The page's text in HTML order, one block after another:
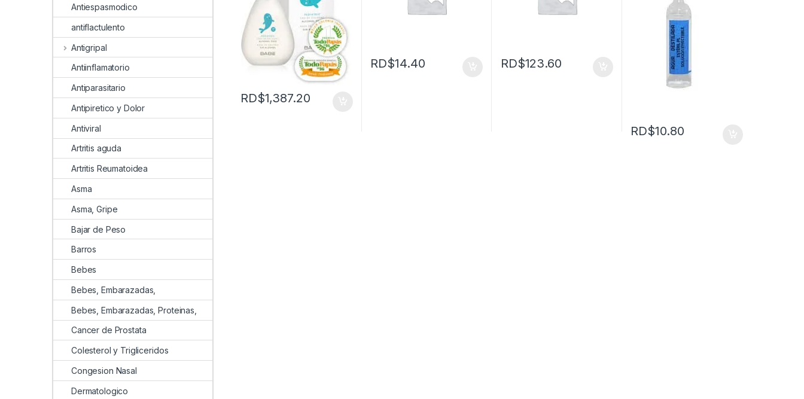
RD$1,387.20
RD$14.40 RD$123.60
RD$10.80
Antiespasmodico
antiflactulento
Antigripal
Antiinflamatorio
Antiparasitario
Antipiretico y Dolor
Antiviral
Artritis aguda
Artritis Reumatoidea
Asma
Asma, Gripe
Bajar de Peso
Barros
Bebes
Bebes, Embarazadas,
Bebes, Embarazadas, Proteinas,
Cancer de Prostata
Colesterol y Trigliceridos
Congesion Nasal
Dermatologico